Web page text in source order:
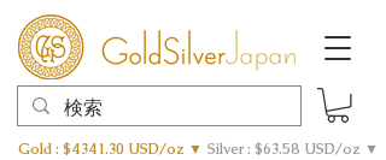
Gold : $4341.30 USD/oz ▼ Silver : $63.58 USD/oz ▼